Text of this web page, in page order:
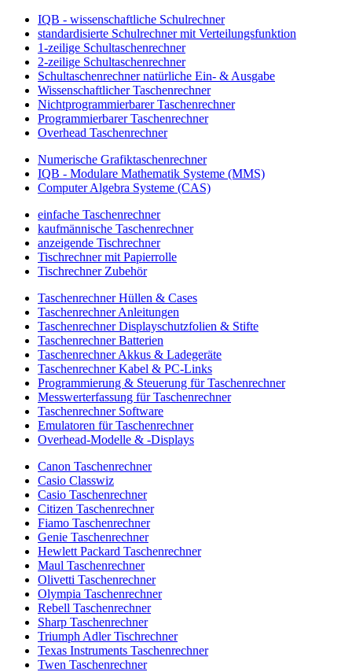
IQB - wissenschaftliche Schulrechner
standardisierte Schulrechner mit Verteilungsfunktion
1-zeilige Schultaschenrechner
2-zeilige Schultaschenrechner
Schultaschenrechner natürliche Ein- & Ausgabe
Wissenschaftlicher Taschenrechner
Nichtprogrammierbarer Taschenrechner
Programmierbarer Taschenrechner
Overhead Taschenrechner
Numerische Grafiktaschenrechner
IQB - Modulare Mathematik Systeme (MMS)
Computer Algebra Systeme (CAS)
einfache Taschenrechner
kaufmännische Taschenrechner
anzeigende Tischrechner
Tischrechner mit Papierrolle
Tischrechner Zubehör
Taschenrechner Hüllen & Cases
Taschenrechner Anleitungen
Taschenrechner Displayschutzfolien & Stifte
Taschenrechner Batterien
Taschenrechner Akkus & Ladegeräte
Taschenrechner Kabel & PC-Links
Programmierung & Steuerung für Taschenrechner
Messwerterfassung für Taschenrechner
Taschenrechner Software
Emulatoren für Taschenrechner
Overhead-Modelle & -Displays
Canon Taschenrechner
Casio Classwiz
Casio Taschenrechner
Citizen Taschenrechner
Fiamo Taschenrechner
Genie Taschenrechner
Hewlett Packard Taschenrechner
Maul Taschenrechner
Olivetti Taschenrechner
Olympia Taschenrechner
Rebell Taschenrechner
Sharp Taschenrechner
Triumph Adler Tischrechner
Texas Instruments Taschenrechner
Twen Taschenrechner